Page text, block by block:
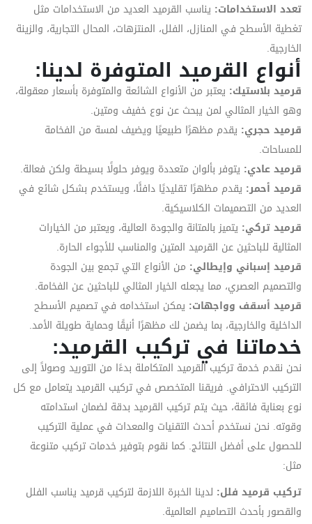
تعدد الاستخدامات: يناسب القرميد العديد من الاستخدامات مثل
تغطية الأسطح في المنازل، الفلل، المنتزهات، المحال التجارية، والزينة
الخارجية.
أنواع القرميد المتوفرة لدينا:
قرميد بلاستيك: يعتبر من الأنواع الشائعة والمتوفرة بأسعار معقولة،
وهو الخيار المثالي لمن يبحث عن نوع خفيف ومتين.
قرميد حجري: يقدم مظهرًا طبيعيًا ويضيف لمسة من الفخامة
للمساحات.
قرميد عادي: يتوفر بألوان متعددة ويوفر حلولًا بسيطة ولكن فعالة.
قرميد أحمر: يقدم مظهرًا تقليديًا دافئًا، ويستخدم بشكل شائع في
العديد من التصميمات الكلاسيكية.
قرميد تركي: يتميز بالمتانة والجودة العالية، ويعتبر من الخيارات
المثالية للباحثين عن القرميد المتين والمناسب للأجواء الحارة.
قرميد إسباني وإيطالي: من الأنواع التي تجمع بين الجودة
والتصميم العصري، مما يجعله الخيار المثالي للباحثين عن الفخامة.
قرميد أسقف وواجهات: يمكن استخدامه في تصميم الأسطح
الداخلية والخارجية، بما يضمن لك مظهرًا أنيقًا وحماية طويلة الأمد.
خدماتنا في تركيب القرميد:
نحن نقدم خدمة تركيب القرميد المتكاملة بدءًا من التوريد وصولاً إلى
التركيب الاحترافي. فريقنا المتخصص في تركيب القرميد يتعامل مع كل
نوع بعناية فائقة، حيث يتم تركيب القرميد بدقة لضمان استدامته
وقوته. نحن نستخدم أحدث التقنيات والمعدات في عملية التركيب
للحصول على أفضل النتائج. كما نقوم بتوفير خدمات تركيب متنوعة
مثل:
تركيب قرميد فلل: لدينا الخبرة اللازمة لتركيب قرميد يناسب الفلل
والقصور بأحدث التصاميم العالمية.